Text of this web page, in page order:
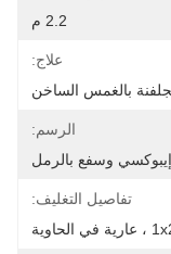
2.2 م
علاج:
بالغمس الساخن
الرسم:
وسفع بالرمل
تفاصيل التغليف: